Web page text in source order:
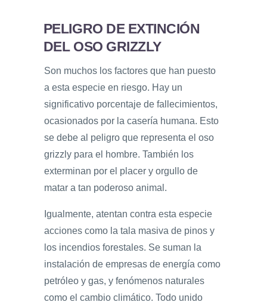
PELIGRO DE EXTINCIÓN
DEL OSO GRIZZLY
Son muchos los factores que han puesto
a esta especie en riesgo. Hay un
significativo porcentaje de fallecimientos,
ocasionados por la casería humana. Esto
se debe al peligro que representa el oso
grizzly para el hombre. También los
exterminan por el placer y orgullo de
matar a tan poderoso animal.
Igualmente, atentan contra esta especie
acciones como la tala masiva de pinos y
los incendios forestales. Se suman la
instalación de empresas de energía como
petróleo y gas, y fenómenos naturales
como el cambio climático. Todo unido